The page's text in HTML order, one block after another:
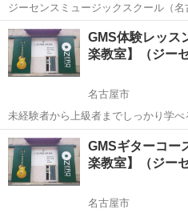
ジーセンスミュージックスクール（名古
にかく音楽を楽しみたい！ ・スキル
にさらに磨きをかけたい！ ・何か新しい
も音楽レッスン始めてみま...
愛知 春日井市 ギター
GMS体験レッス
楽教室】（ジー
名古屋市
未経験者から上級者までしっかり学
クール（名古屋植田本校・春日井校） レッスン始めるならまずは体験
レッスン！ ・気軽にレッスンを試したい ・どんな先生が教えているの
か知りたい ・詳しいレッス...
愛知 名古屋市 ギター
GMSギターコー
楽教室】（ジー
名古屋市